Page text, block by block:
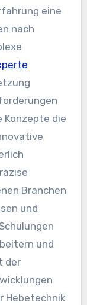
eine
nach
die
Branchen
und
und
der
Hebetechnik